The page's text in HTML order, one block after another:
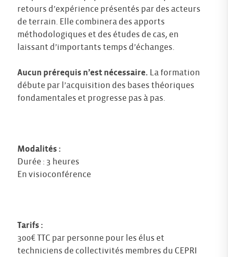
retours d’expérience présentés par des acteurs
de terrain. Elle combinera des apports
méthodologiques et des études de cas, en
laissant d’importants temps d’échanges.
Aucun prérequis n’est nécessaire. La formation
débute par l’acquisition des bases théoriques
fondamentales et progresse pas à pas.
Modalités :
Durée : 3 heures
En visioconférence
Tarifs :
300€ TTC par personne pour les élus et
techniciens de collectivités membres du CEPRI